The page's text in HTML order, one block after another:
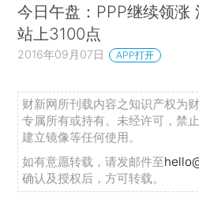
今日午盘：PPP继续领涨
站上3100点
2016年09月07日 APP打开
财新网所刊载内容之知识产权为
专属所有或持有。未经许可，禁
建立镜像等任何使用。
如有意愿转载，请发邮件至
确认及授权后，方可转载。